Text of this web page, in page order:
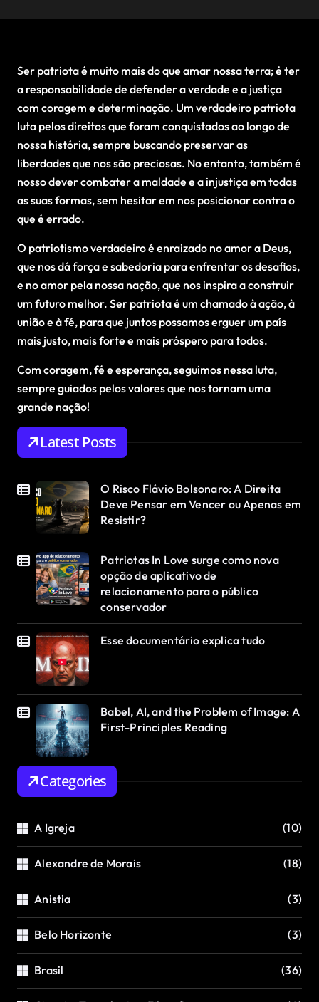
Ser patriota é muito mais do que amar nossa terra; é ter
a responsabilidade de defender a verdade e a justiça
com coragem e determinação. Um verdadeiro patriota
luta pelos direitos que foram conquistados ao longo de
nossa história, sempre buscando preservar as
liberdades que nos são preciosas. No entanto, também é
nosso dever combater a maldade e a injustiça em todas
as suas formas, sem hesitar em nos posicionar contra o
que é errado.
O patriotismo verdadeiro é enraizado no amor a Deus,
que nos dá força e sabedoria para enfrentar os desafios,
e no amor pela nossa nação, que nos inspira a construir
um futuro melhor. Ser patriota é um chamado à ação, à
união e à fé, para que juntos possamos erguer um país
mais justo, mais forte e mais próspero para todos.
Com coragem, fé e esperança, seguimos nessa luta,
sempre guiados pelos valores que nos tornam uma
grande nação!
Latest Posts
O Risco Flávio Bolsonaro: A Direita
Deve Pensar em Vencer ou Apenas em
Resistir?
Patriotas In Love surge como nova
opção de aplicativo de
relacionamento para o público
conservador
Esse documentário explica tudo
Babel, AI, and the Problem of Image: A
First-Principles Reading
Categories
A Igreja (10)
Alexandre de Morais (18)
Anistia (3)
Belo Horizonte (3)
Brasil (36)